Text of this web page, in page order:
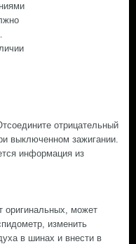
отрицательный
выключенном зажигании.
информация из
оригинальных, может
изменить
в шинах и внести в